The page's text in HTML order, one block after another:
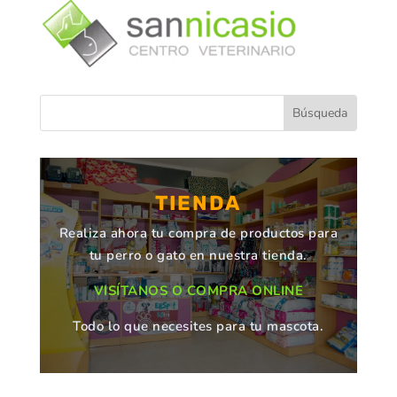
TIENDA
Realiza ahora tu compra de productos para
tu perro o gato en nuestra tienda.
VISÍTANOS O COMPRA ONLINE
Todo lo que necesites para tu mascota.